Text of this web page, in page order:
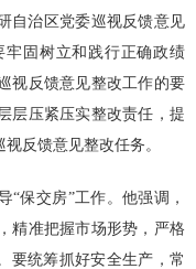
自治区党委巡视反馈意见
牢固树立和践行正确政绩
视反馈意见整改工作的要
层压紧压实整改责任，提
反馈意见整改任务。
“保交房”工作。他强调，
精准把握市场形势，严格
要统筹抓好安全生产，常